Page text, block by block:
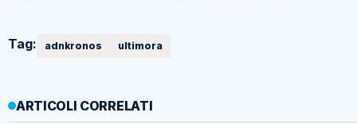
Tag: adnkronos ultimora
ARTICOLI CORRELATI